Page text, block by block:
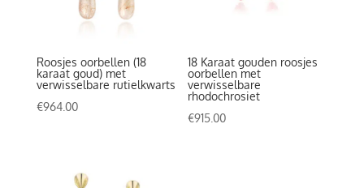
Roosjes oorbellen (18
karaat goud) met
verwisselbare rutielkwarts
€964.00
18 Karaat gouden roosjes
oorbellen met
verwisselbare
rhodochrosiet
€915.00